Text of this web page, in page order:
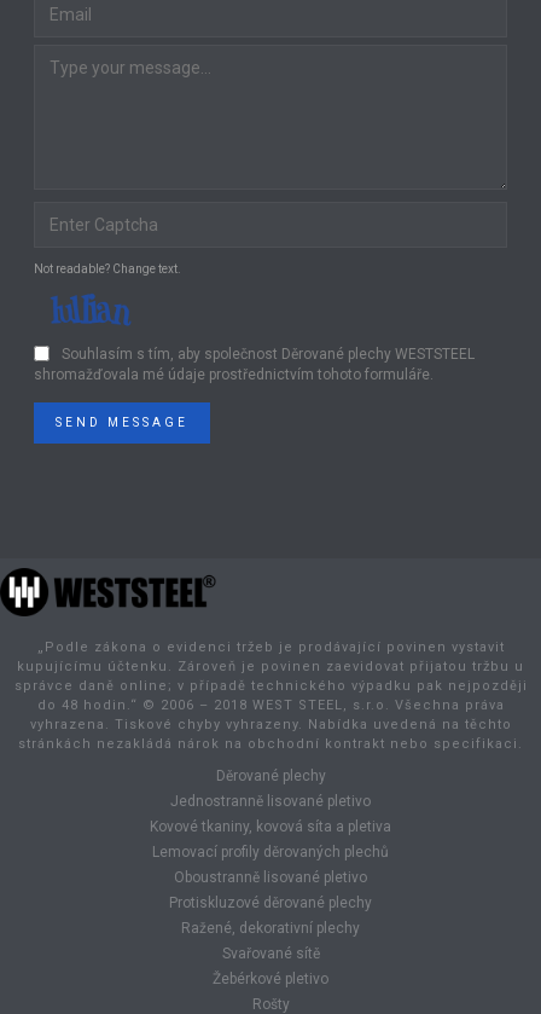
Not readable? Change text.
Souhlasím s tím, aby společnost Děrované plechy WESTSTEEL
shromažďovala mé údaje prostřednictvím tohoto formuláře.
SEND MESSAGE
„Podle zákona o evidenci tržeb je prodávající povinen vystavit
kupujícímu účtenku. Zároveň je povinen zaevidovat přijatou tržbu u
správce daně online; v případě technického výpadku pak nejpozději
do 48 hodin.“ © 2006 – 2018 WEST STEEL, s.r.o. Všechna práva
vyhrazena. Tiskové chyby vyhrazeny. Nabídka uvedená na těchto
stránkách nezakládá nárok na obchodní kontrakt nebo specifikaci.
Děrované plechy
Jednostranně lisované pletivo
Kovové tkaniny, kovová síta a pletiva
Lemovací profily děrovaných plechů
Oboustranně lisované pletivo
Protiskluzové děrované plechy
Ražené, dekorativní plechy
Svařované sítě
Žebérkové pletivo
Rošty